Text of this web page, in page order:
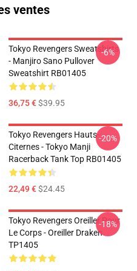
ventes
Tokyo Revengers Sweatshirts
- Manjiro Sano Pullover
Sweatshirt RB01405
36,75 €$39.95
-6%
Tokyo Revengers Hauts-
Citernes - Tokyo Manji
Racerback Tank Top RB01405
22,49 €$24.45
-20%
Tokyo Revengers Oreiller Pour
Le Corps - Oreiller Draken
TP1405
-18%